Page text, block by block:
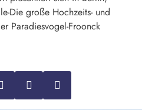
Die große Hochzeits- und
Paradiesvogel-Froonck